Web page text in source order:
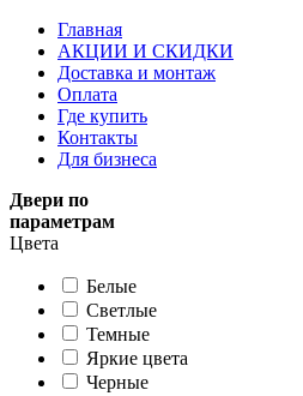
Главная
АКЦИИ И СКИДКИ
Доставка и монтаж
Оплата
Где купить
Контакты
Для бизнеса
Двери по
параметрам
Цвета
Белые
Светлые
Темные
Яркие цвета
Черные